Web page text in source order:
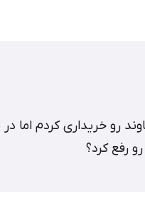
رو خریداری کردم اما
رفع کرد؟